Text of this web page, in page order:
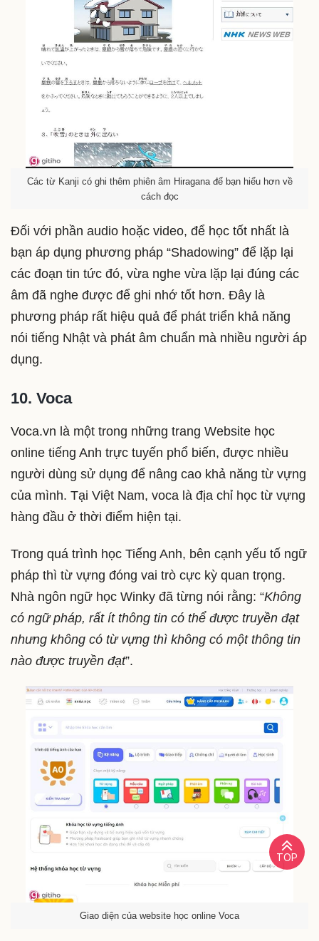
Các từ Kanji có ghi thêm phiên âm Hiragana để bạn hiểu hơn về
cách đọc
Đối với phần audio hoặc video, để học tốt nhất là
bạn áp dụng phương pháp “Shadowing” để lặp lại
các đoạn tin tức đó, vừa nghe vừa lặp lại đúng các
âm đã nghe được để ghi nhớ tốt hơn. Đây là
phương pháp rất hiệu quả để phát triển khả năng
nói tiếng Nhật và phát âm chuẩn mà nhiều người áp
dụng.
10. Voca
Voca.vn là một trong những trang Website học
online tiếng Anh trực tuyến phổ biến, được nhiều
người dùng sử dụng để nâng cao khả năng từ vựng
của mình. Tại Việt Nam, voca là địa chỉ học từ vựng
hàng đầu ở thời điểm hiện tại.
Trong quá trình học Tiếng Anh, bên cạnh yếu tố ngữ
pháp thì từ vựng đóng vai trò cực kỳ quan trọng.
Nhà ngôn ngữ học Winky đã từng nói rằng: “Không
có ngữ pháp, rất ít thông tin có thể được truyền đạt
nhưng không có từ vựng thì không có một thông tin
nào được truyền đạt”.
Giao diện của website học online Voca
TOP